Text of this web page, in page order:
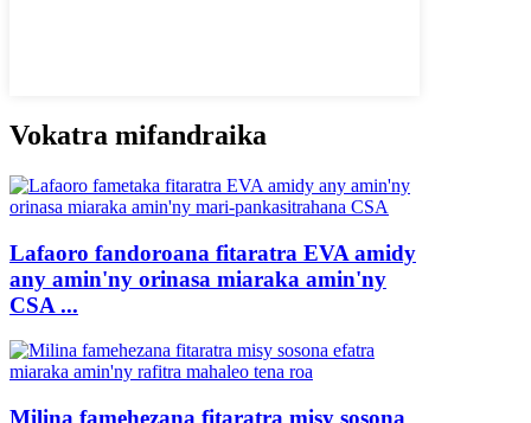
Vokatra mifandraika
Lafaoro fandoroana fitaratra EVA amidy
any amin'ny orinasa miaraka amin'ny
CSA ...
Milina famehezana fitaratra misy sosona